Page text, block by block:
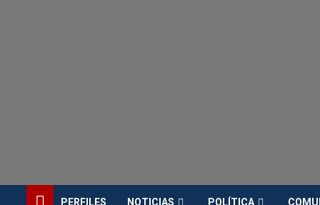
PERFILES NOTICIAS POLÍTICA